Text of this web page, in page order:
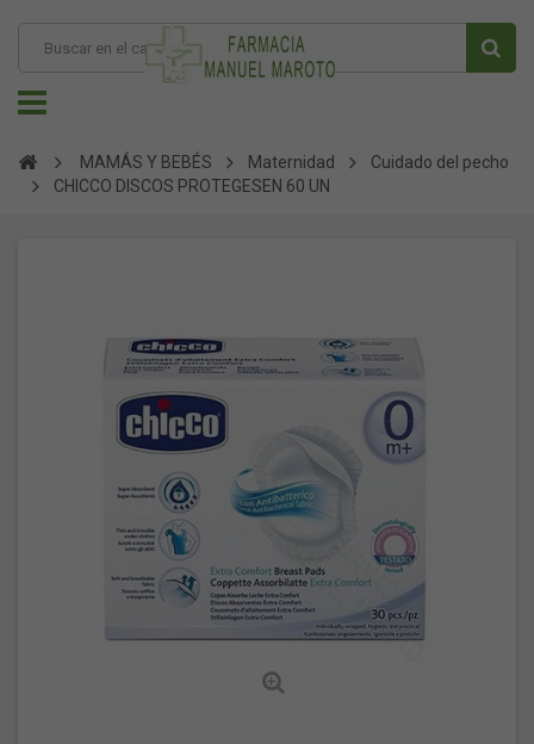
MAMÁS Y BEBÉS Maternidad
Cuidado del pecho
CHICCO DISCOS PROTEGESEN 60 UN